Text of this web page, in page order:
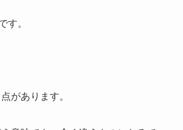
す。
があります。